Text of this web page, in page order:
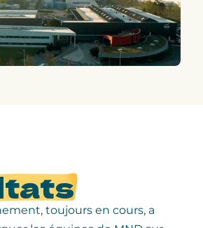
toujours en cours, a